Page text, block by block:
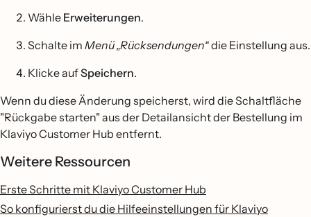
Wähle Erweiterungen.
Schalte im Menü „Rücksendungen“die Einstellung aus.
Klicke aufSpeichern.
Wenn du diese Änderung speicherst, wird die Schaltfläche
"Rückgabe starten" aus der Detailansicht der Bestellung im
Klaviyo Customer Hub entfernt.
Weitere Ressourcen
Erste Schritte mit Klaviyo Customer Hub
So konfigurierst du die Hilfeeinstellungen für Klaviyo